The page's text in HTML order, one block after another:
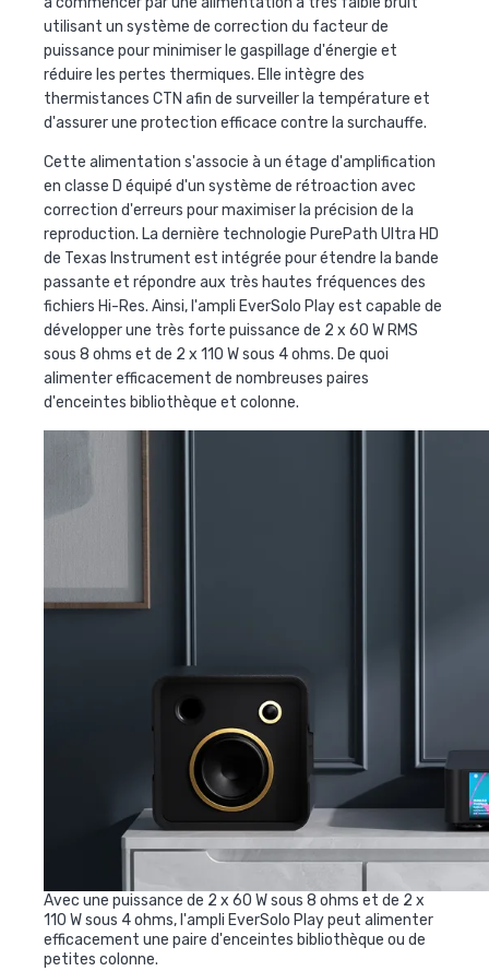
utilisant un système de correction du facteur de
puissance pour minimiser le gaspillage d'énergie et
réduire les pertes thermiques. Elle intègre des
thermistances CTN afin de surveiller la température et
d'assurer une protection efficace contre la surchauffe.
Cette alimentation s'associe à un étage d'amplification
en classe D équipé d'un système de rétroaction avec
correction d'erreurs pour maximiser la précision de la
reproduction. La dernière technologie PurePath Ultra HD
de Texas Instrument est intégrée pour étendre la bande
passante et répondre aux très hautes fréquences des
fichiers Hi-Res. Ainsi, l'ampli EverSolo Play est capable de
développer une très forte puissance de 2 x 60 W RMS
sous 8 ohms et de 2 x 110 W sous 4 ohms. De quoi
alimenter efficacement de nombreuses paires
d'enceintes bibliothèque et colonne.
Avec une puissance de 2 x 60 W sous 8 ohms et de 2 x
110 W sous 4 ohms, l'ampli EverSolo Play peut alimenter
efficacement une paire d'enceintes bibliothèque ou de
petites colonne.